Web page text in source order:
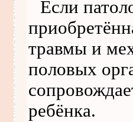
Если
травмы и
половых
ребёнка.